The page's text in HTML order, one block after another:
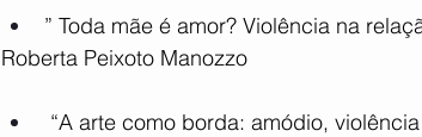
” Toda mãe é amor? Violência na
Roberta Peixoto Manozzo
“A arte como borda: amódio,